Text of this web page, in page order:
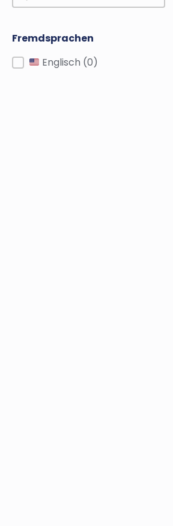
Fremdsprachen
Fremdsprachen
Englisch (0)